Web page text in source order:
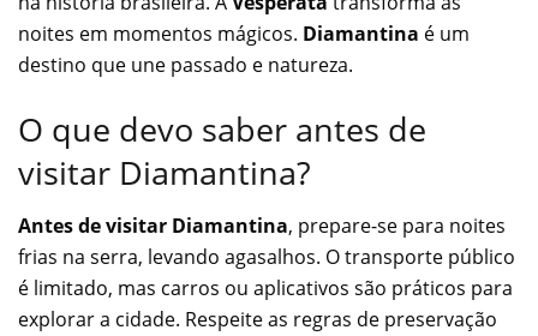
noites em momentos mágicos. Diamantina é um
destino que une passado e natureza.
O que devo saber antes de
visitar Diamantina?
Antes de visitar Diamantina, prepare-se para noites
frias na serra, levando agasalhos. O transporte público
é limitado, mas carros ou aplicativos são práticos para
explorar a cidade. Respeite as regras de preservação